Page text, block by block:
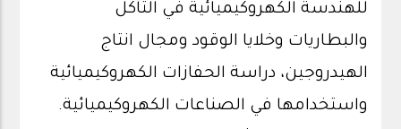
للهندسة الكهروكيميائية في التآكل
والبطاريات وخلايا الوقود ومجال انتاج
الهيدروجين، دراسة الحفازات الكهروكيميائية
واستخدامها في الصناعات الكهروكيميائية.